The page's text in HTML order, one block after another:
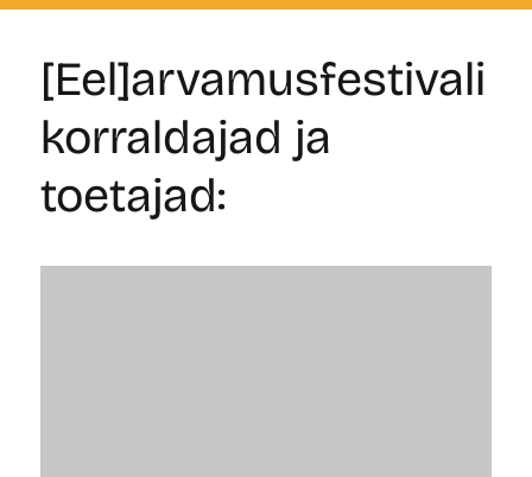
[Eel]arvamusfestivali
korraldajad ja
toetajad: